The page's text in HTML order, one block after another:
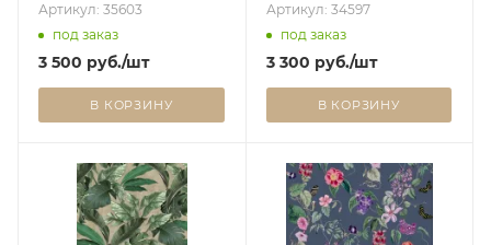
Артикул: 35603
под заказ
3 500 руб./шт
В КОРЗИНУ
Артикул: 34597
под заказ
3 300 руб./шт
В КОРЗИНУ